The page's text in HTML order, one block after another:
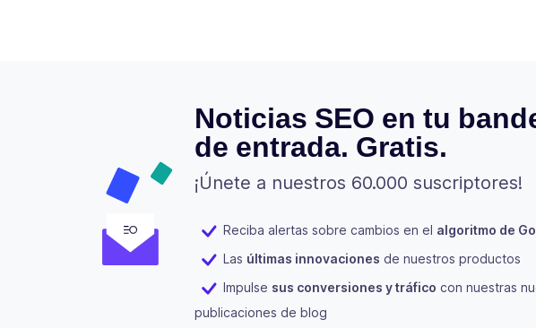
Noticias SEO en tu
de entrada. Gratis.
¡Únete a nuestros 60.000 suscriptores!
Reciba alertas sobre cambios en el algoritmo de
Las últimas innovaciones de nuestros productos
Impulse sus conversiones y tráfico con nuestras
publicaciones de blog